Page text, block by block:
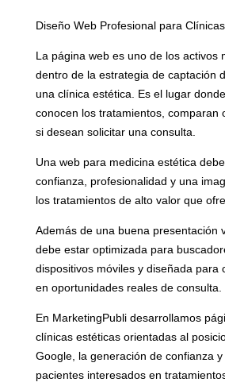
Diseño Web Profesional para
La página web es uno de los activos
dentro de la estrategia de captación
una clínica estética. Es el lugar
conocen los tratamientos, comparan
si desean solicitar una consulta.
Una web para medicina estética
confianza, profesionalidad y una
los tratamientos de alto valor que
Además de una buena presentación
debe estar optimizada para
dispositivos móviles y diseñada para
en oportunidades reales de consulta.
En MarketingPubli desarrollamos
clínicas estéticas orientadas al
Google, la generación de confianza
pacientes interesados en